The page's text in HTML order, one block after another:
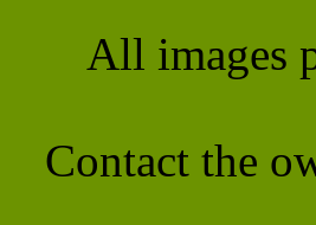
All images
Contact the